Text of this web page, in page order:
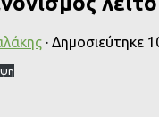
· Δημοσιεύτηκε